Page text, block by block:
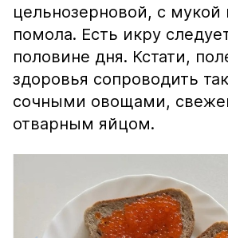
цельнозерновой, с мукой
помола. Есть икру
половине дня. Кстати,
здоровья сопроводить
сочными овощами,
отварным яйцом.